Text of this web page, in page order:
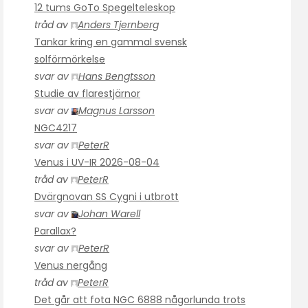
12 tums GoTo Spegelteleskop
tråd av
Anders Tjernberg
Tankar kring en gammal svensk
solförmörkelse
svar av
Hans Bengtsson
Studie av flarestjärnor
svar av
Magnus Larsson
NGC4217
svar av
PeterR
Venus i UV-IR 2026-08-04
tråd av
PeterR
Dvärgnovan SS Cygni i utbrott
svar av
Johan Warell
Parallax?
svar av
PeterR
Venus nergång
tråd av
PeterR
Det går att fota NGC 6888 någorlunda trots